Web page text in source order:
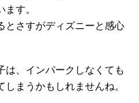
す。
とさすがディズニーと感心
は、インパークしなくても
まうかもしれませんね。